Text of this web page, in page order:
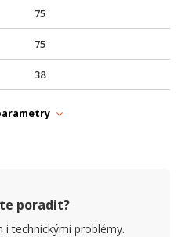
75
75
38
poradit?
i technickými problémy.